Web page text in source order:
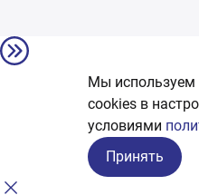
Мы используем
сookies в
условиями
Принять